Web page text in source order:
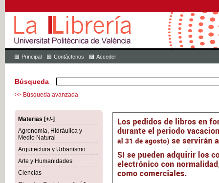
Principal Contáctenos Acceder
Búsqueda
>> Búsqueda avanzada
Materias [+/-]
Agronomía, Hidráulica y
Medio Natural
Arquitectura y Urbanismo
Arte y Humanidades
Ciencias